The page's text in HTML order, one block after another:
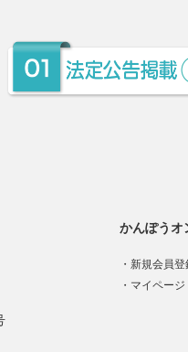
かんぽうオ
新規会員登
マイページ